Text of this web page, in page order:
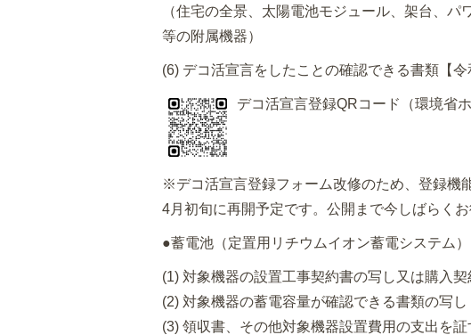
（住宅の全景、太陽電池モジュール、架台、
等の附属機器）
(6) デコ活宣言をしたことの確認できる書類【令
デコ活宣言登録QRコード（環境省ホ
※デコ活宣言登録フォーム改修のため、登録機
4月初旬に再開予定です。公開まで今しばらくお
●蓄電池（定置用リチウムイオン蓄電システム）
(1) 対象機器の設置工事契約書の写し又は購入契
(2) 対象機器の蓄電容量が確認できる書類の写
(3) 領収書、その他対象機器設置費用の支出を